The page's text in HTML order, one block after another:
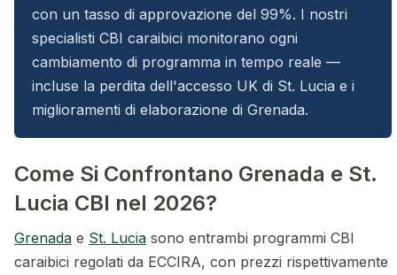
con un tasso di approvazione del 99%. I nostri
specialisti CBI caraibici monitorano ogni
cambiamento di programma in tempo reale —
incluse la perdita dell'accesso UK di St. Lucia e i
miglioramenti di elaborazione di Grenada.
Come Si Confrontano Grenada e St.
Lucia CBI nel 2026?
Grenada e St. Lucia sono entrambi programmi CBI
caraibici regolati da ECCIRA, con prezzi rispettivamente